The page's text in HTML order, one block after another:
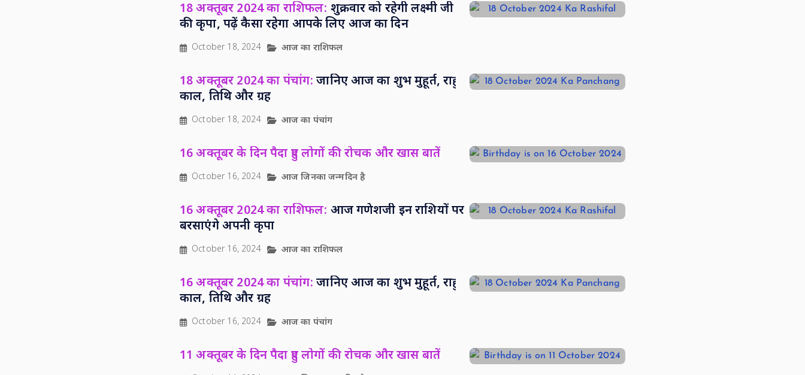
18 अक्तूबर 2024 का राशिफल: शुक्रवार को रहेगी लक्ष्मी जी
की कृपा, पढ़ें कैसा रहेगा आपके लिए आज का दिन
October 18, 2024 आज का राशिफल
18 अक्तूबर 2024 का पंचांग: जानिए आज का शुभ मुहूर्त, राहु
काल, तिथि और ग्रह
October 18, 2024 आज का पंचांग
16 अक्तूबर के दिन पैदा हुए लोगों की रोचक और खास बातें
October 16, 2024 आज जिनका जन्मदिन है
16 अक्तूबर 2024 का राशिफल: आज गणेशजी इन राशियों पर
बरसाएंगे अपनी कृपा
October 16, 2024 आज का राशिफल
16 अक्तूबर 2024 का पंचांग: जानिए आज का शुभ मुहूर्त, राहु
काल, तिथि और ग्रह
October 16, 2024 आज का पंचांग
11 अक्तूबर के दिन पैदा हुए लोगों की रोचक और खास बातें